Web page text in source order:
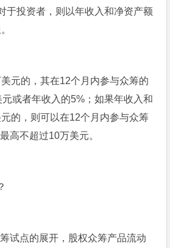
于投资者，则以年收入和净资产额
元的，其在12个月内参与众筹的
或者年收入的5%；如果年收入和
的，则可以在12个月内参与众筹
高不超过10万美元。
试点的展开，股权众筹产品流动